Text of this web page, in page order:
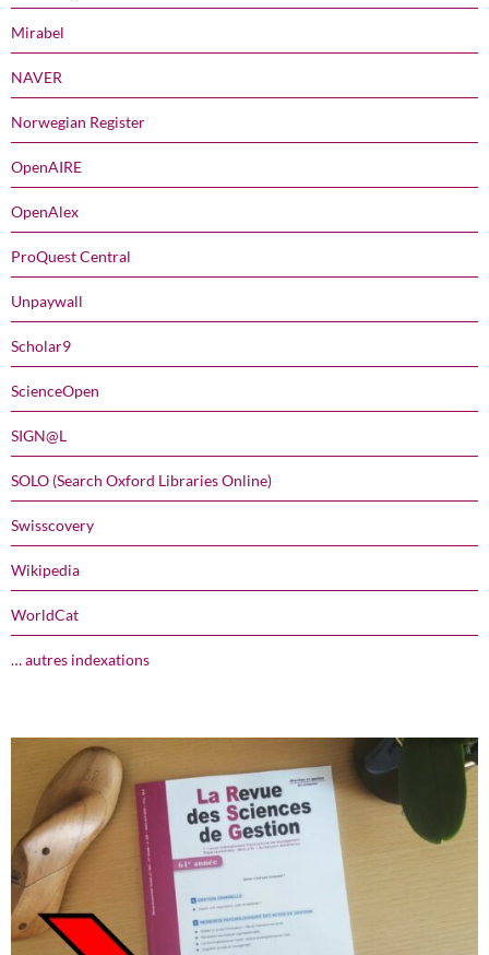
Mirabel
NAVER
Norwegian Register
OpenAIRE
OpenAlex
ProQuest Central
Unpaywall
Scholar9
ScienceOpen
SIGN@L
SOLO (Search Oxford Libraries Online)
Swisscovery
Wikipedia
WorldCat
… autres indexations